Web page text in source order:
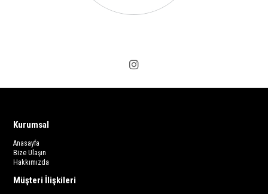
Kurumsal
Anasayfa
Bize Ulaşın
Hakkımızda
Müşteri İlişkileri